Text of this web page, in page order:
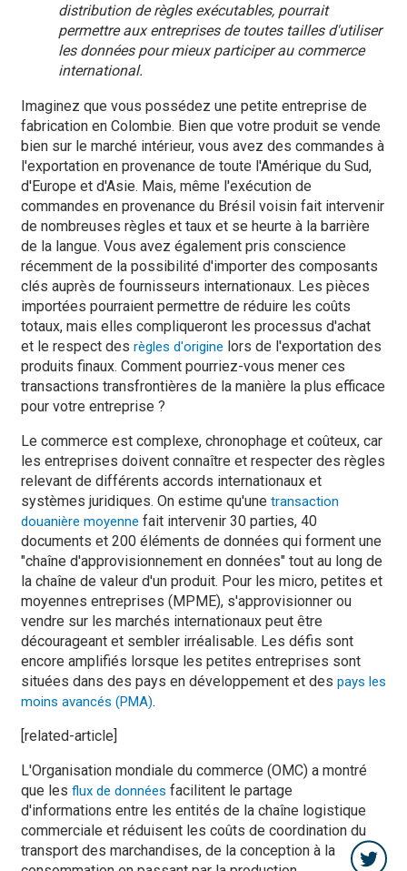
distribution de règles exécutables, pourrait
permettre aux entreprises de toutes tailles d'utiliser
les données pour mieux participer au commerce
international.
Imaginez que vous possédez une petite entreprise de
fabrication en Colombie. Bien que votre produit se vende
bien sur le marché intérieur, vous avez des commandes à
l'exportation en provenance de toute l'Amérique du Sud,
d'Europe et d'Asie. Mais, même l'exécution de
commandes en provenance du Brésil voisin fait intervenir
de nombreuses règles et taux et se heurte à la barrière
de la langue. Vous avez également pris conscience
récemment de la possibilité d'importer des composants
clés auprès de fournisseurs internationaux. Les pièces
importées pourraient permettre de réduire les coûts
totaux, mais elles compliqueront les processus d'achat
et le respect des règles d'origine lors de l'exportation des
produits finaux. Comment pourriez-vous mener ces
transactions transfrontières de la manière la plus efficace
pour votre entreprise ?
Le commerce est complexe, chronophage et coûteux, car
les entreprises doivent connaître et respecter des règles
relevant de différents accords internationaux et
systèmes juridiques. On estime qu'une transaction
douanière moyenne fait intervenir 30 parties, 40
documents et 200 éléments de données qui forment une
"chaîne d'approvisionnement en données" tout au long de
la chaîne de valeur d'un produit. Pour les micro, petites et
moyennes entreprises (MPME), s'approvisionner ou
vendre sur les marchés internationaux peut être
décourageant et sembler irréalisable. Les défis sont
encore amplifiés lorsque les petites entreprises sont
situées dans des pays en développement et des pays les
moins avancés (PMA).
[related-article]
L'Organisation mondiale du commerce (OMC) a montré
que les flux de données facilitent le partage
d'informations entre les entités de la chaîne logistique
commerciale et réduisent les coûts de coordination du
transport des marchandises, de la conception à la